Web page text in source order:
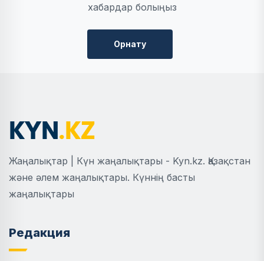
хабардар болыңыз
Орнату
Жаңалықтар | Күн жаңалықтары - Kyn.kz. Қазақстан
және әлем жаңалықтары. Күннің басты
жаңалықтары
Редакция